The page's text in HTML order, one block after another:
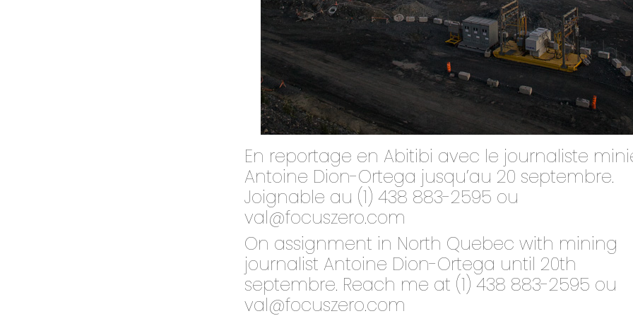
En reportage en Abitibi avec le journaliste
Antoine Dion-Ortega jusqu’au 20 septembre.
Joignable au (1) 438 883-2595 ou
val@focuszero.com
On assignment in North Quebec with mining
journalist Antoine Dion-Ortega until 20th
septembre. Reach me at (1) 438 883-2595 ou
val@focuszero.com